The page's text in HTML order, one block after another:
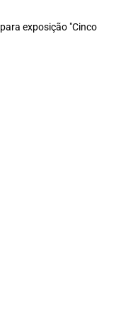
exposição "Cinco